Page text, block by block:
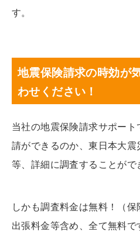
す。
地震保険請求の時効が
わせください！
当社の地震保険請求サポー
請ができるのか、東日本大
等、詳細に調査することがで
しかも調査料金は無料！（
出張料金等含め、全て無料で